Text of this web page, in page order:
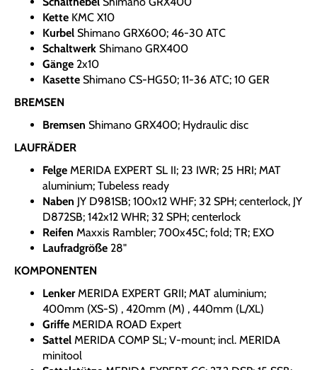
Kette KMC X10
Kurbel Shimano GRX600; 46-30 ATC
Schaltwerk Shimano GRX400
Gänge 2x10
Kasette Shimano CS-HG50; 11-36 ATC; 10 GER
BREMSEN
Bremsen Shimano GRX400; Hydraulic disc
LAUFRÄDER
Felge MERIDA EXPERT SL II; 23 IWR; 25 HRI; MAT
aluminium; Tubeless ready
Naben JY D981SB; 100x12 WHF; 32 SPH; centerlock, JY
D872SB; 142x12 WHR; 32 SPH; centerlock
Reifen Maxxis Rambler; 700x45C; fold; TR; EXO
Laufradgröße 28"
KOMPONENTEN
LenkerMERIDA EXPERT GRII; MAT aluminium;
400mm (XS-S) , 420mm (M) , 440mm (L/XL)
Griffe MERIDA ROAD Expert
Sattel MERIDA COMP SL; V-mount; incl. MERIDA
minitool